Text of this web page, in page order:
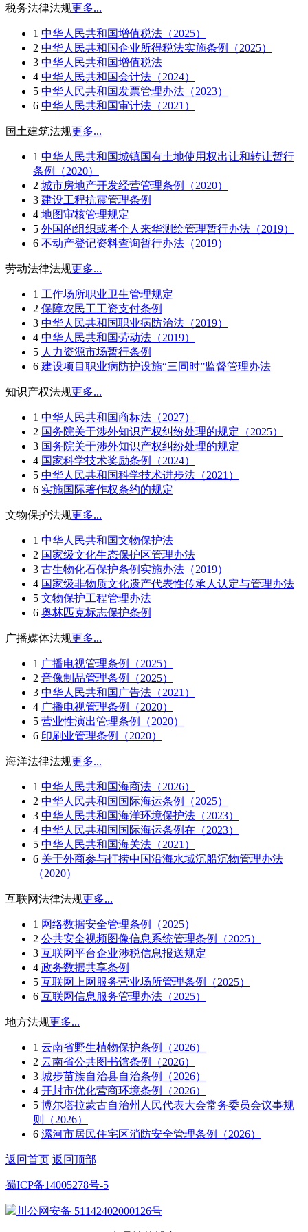
税务法律法规更多...
1 中华人民共和国增值税法（2025）
2 中华人民共和国企业所得税法实施条例（2025）
3 中华人民共和国增值税法
4 中华人民共和国会计法（2024）
5 中华人民共和国发票管理办法（2023）
6 中华人民共和国审计法（2021）
国土建筑法规更多...
1 中华人民共和国城镇国有土地使用权出让和转让暂行
条例（2020）
2 城市房地产开发经营管理条例（2020）
3 建设工程抗震管理条例
4 地图审核管理规定
5 外国的组织或者个人来华测绘管理暂行办法（2019）
6 不动产登记资料查询暂行办法（2019）
劳动法律法规更多...
1 工作场所职业卫生管理规定
2 保障农民工工资支付条例
3 中华人民共和国职业病防治法（2019）
4 中华人民共和国劳动法（2019）
5 人力资源市场暂行条例
6 建设项目职业病防护设施“三同时”监督管理办法
知识产权法规更多...
1 中华人民共和国商标法（2027）
2 国务院关于涉外知识产权纠纷处理的规定（2025）
3 国务院关于涉外知识产权纠纷处理的规定
4 国家科学技术奖励条例（2024）
5 中华人民共和国科学技术进步法（2021）
6 实施国际著作权条约的规定
文物保护法规更多...
1 中华人民共和国文物保护法
2 国家级文化生态保护区管理办法
3 古生物化石保护条例实施办法（2019）
4 国家级非物质文化遗产代表性传承人认定与管理办法
5 文物保护工程管理办法
6 奥林匹克标志保护条例
广播媒体法规更多...
1 广播电视管理条例（2025）
2 音像制品管理条例（2025）
3 中华人民共和国广告法（2021）
4 广播电视管理条例（2020）
5 营业性演出管理条例（2020）
6 印刷业管理条例（2020）
海洋法律法规更多...
1 中华人民共和国海商法（2026）
2 中华人民共和国国际海运条例（2025）
3 中华人民共和国海洋环境保护法（2023）
4 中华人民共和国国际海运条例在（2023）
5 中华人民共和国海关法（2021）
6 关于外商参与打捞中国沿海水域沉船沉物管理办法
（2020）
互联网法律法规更多...
1 网络数据安全管理条例（2025）
2 公共安全视频图像信息系统管理条例（2025）
3 互联网平台企业涉税信息报送规定
4 政务数据共享条例
5 互联网上网服务营业场所管理条例（2025）
6 互联网信息服务管理办法（2025）
地方法规更多...
1 云南省野生植物保护条例（2026）
2 云南省公共图书馆条例（2026）
3 城步苗族自治县自治条例（2026）
4 开封市优化营商环境条例（2026）
5 博尔塔拉蒙古自治州人民代表大会常务委员会议事规
则（2026）
6 漯河市居民住宅区消防安全管理条例（2026）
返回首页 返回顶部
蜀ICP备14005278号-5
川公网安备 51142402000126号